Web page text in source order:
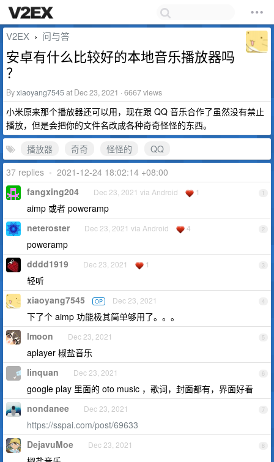
V2EX › 问与答
安卓有什么比较好的本地音乐播放器吗
？
Byxiaoyang7545at Dec 23, 2021 · 6667 views
小米原来那个播放器还可以用，现在跟 QQ 音乐合作了虽然没有禁止
播放，但是会把你的文件名改成各种奇奇怪怪的东西。
播放器
奇奇 怪怪的
QQ
37 replies • 2021-12-24 18:02:14 +08:00
1
fangxing204 Dec 23, 2021 via Android 1
aimp 或者 poweramp
2
neteroster Dec 23, 2021 via Android 4
poweramp
3
dddd1919 Dec 23, 2021 1
轻听
4
xiaoyang7545 OP Dec 23, 2021
下了个 aimp 功能极其简单够用了。。。
5
lmoon Dec 23, 2021
aplayer 椒盐音乐
6
linquan Dec 23, 2021
google play 里面的 oto music ，歌词，封面都有，界面好看
7
nondanee Dec 23, 2021
https://sspai.com/post/69633
8
DejavuMoe Dec 23, 2021